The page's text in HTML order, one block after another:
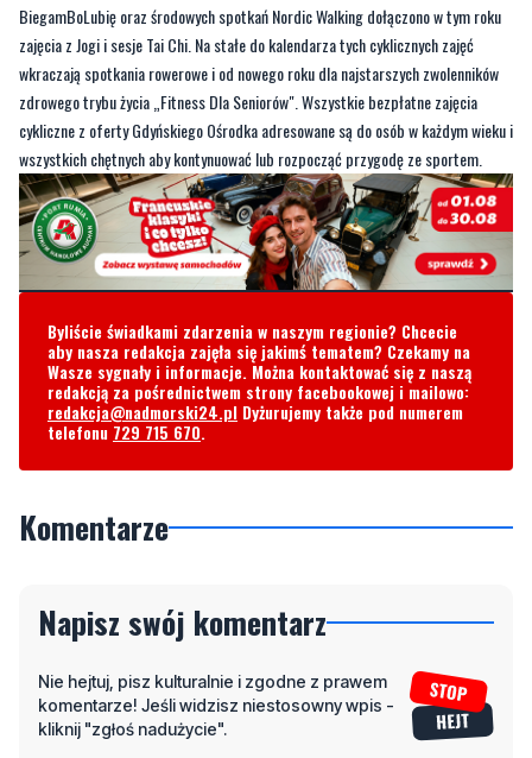
zdrowego trybu życia „Fitness Dla Seniorów". Wszystkie bezpłatne zajęcia
cykliczne z oferty Gdyńskiego Ośrodka adresowane są do osób w każdym wieku i
wszystkich chętnych aby kontynuować lub rozpocząć przygodę ze sportem.
Byliście świadkami zdarzenia w naszym regionie? Chcecie
aby nasza redakcja zajęła się jakimś tematem? Czekamy na
Wasze sygnały i informacje. Można kontaktować się z naszą
redakcja@nadmorski24.plDyżurujemy także pod numerem
telefonu729 715 670.
Komentarze
Napisz swój komentarz
komentarze! Jeśli widzisz niestosowny wpis -
kliknij "zgłoś nadużycie".
Imię / Podpis